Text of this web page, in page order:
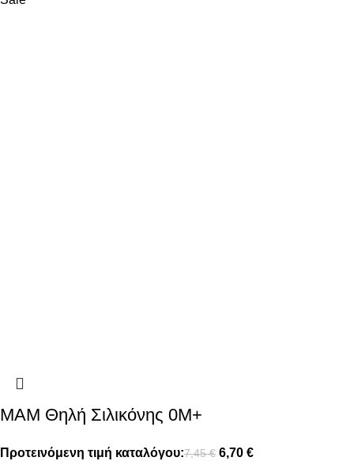
MAM Θηλή Σιλικόνης 0Μ+
Προτεινόμενη τιμή καταλόγου:7,45€ 6,70 €